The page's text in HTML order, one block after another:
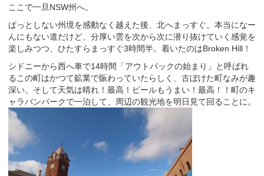
ここで一旦NSW州へ。
ぱっとしない州境を感動なく越えた後、北へまっすぐ。本当になー
んにもない道だけど、分厚い雲を次から次に潜り抜けていく感覚を
楽しみつつ、ひたすらまっすぐ3時間半。着いたのはBroken Hill！
シドニーから西へ車で14時間「アウトバックの始まり」と呼ばれ
るこの町はかつて鉱業で賑わっていたらしく、古ぼけた町なみが趣
深い。そして天気は晴れ！最高！ビールもうまい！最高！！町のキ
ャラバンパークで一泊して、周辺の観光地を明日見て回ることに。